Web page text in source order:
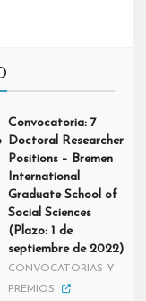
Convocatoria: 7
Doctoral Researcher
Positions – Bremen
International
Graduate School of
Social Sciences
(Plazo: 1 de
septiembre de 2022)
CONVOCATORIAS Y
PREMIOS